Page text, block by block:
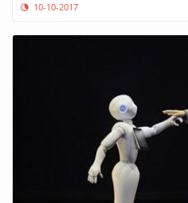
10-10-2017